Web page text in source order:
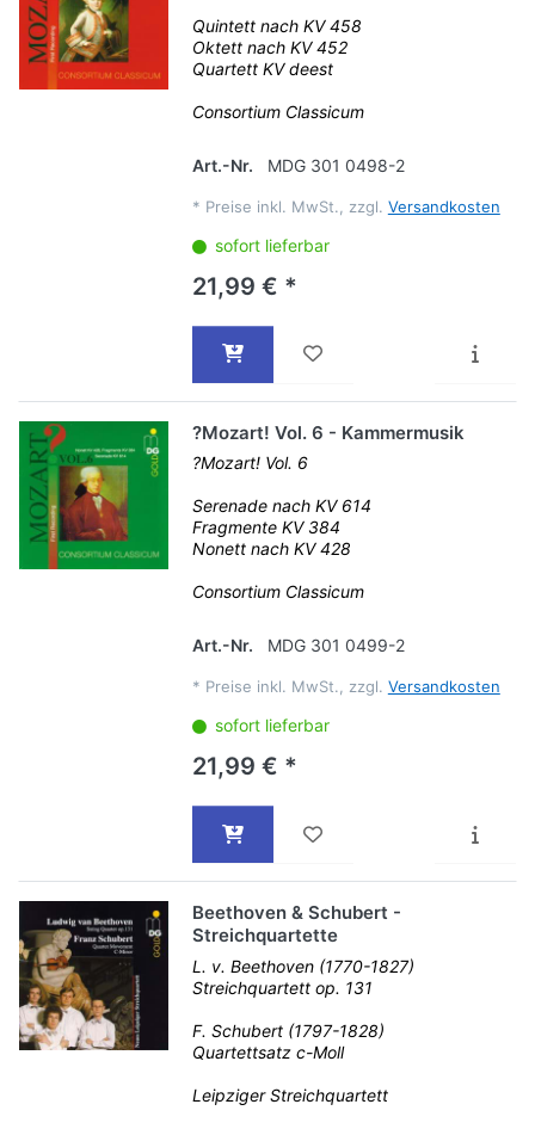
Quintett nach KV 458
Oktett nach KV 452
Quartett KV deest
Consortium Classicum
Art.-Nr. MDG 301 0498-2
* Preise inkl. MwSt., zzgl. Versandkosten
sofort lieferbar
21,99 € *
?Mozart! Vol. 6 - Kammermusik
?Mozart! Vol. 6
Serenade nach KV 614
Fragmente KV 384
Nonett nach KV 428
Consortium Classicum
Art.-Nr. MDG 301 0499-2
* Preise inkl. MwSt., zzgl. Versandkosten
sofort lieferbar
21,99 € *
Beethoven & Schubert -
Streichquartette
L. v. Beethoven (1770-1827)
Streichquartett op. 131
F. Schubert (1797-1828)
Quartettsatz c-Moll
Leipziger Streichquartett